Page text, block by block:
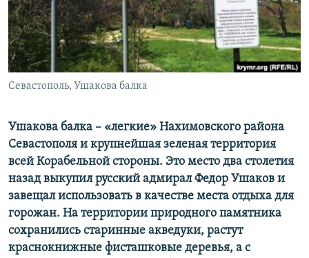
ПОБЕДИТЕЛЕЙ НЕ СУДЯТ?
КРЫМ.НЕПОКОРЕННЫЙ
ELIFBE
УКРАИНСКАЯ ПРОБЛЕМА КРЫМА
ПРИСОЕДИНЯЙТЕСЬ!
Севастополь, Ушакова балка
Ушакова балка – «легкие» Нахимовского района
Севастополя и крупнейшая зеленая территория
всей Корабельной стороны. Это место два столетия
назад выкупил русский адмирал Федор Ушаков и
завещал использовать в качестве места отдыха для
горожан. На территории природного памятника
сохранились старинные акведуки, растут
краснокнижные фисташковые деревья, а с